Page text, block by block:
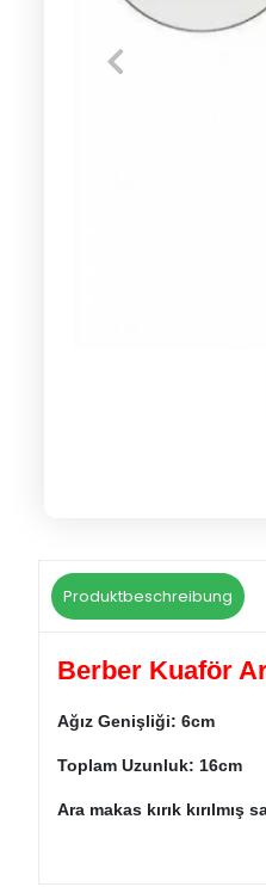
Produktbeschreibung
Berber Kuaför
Ağız Genişliği: 6cm
Toplam Uzunluk: 16cm
Ara makas kırık kırılmış